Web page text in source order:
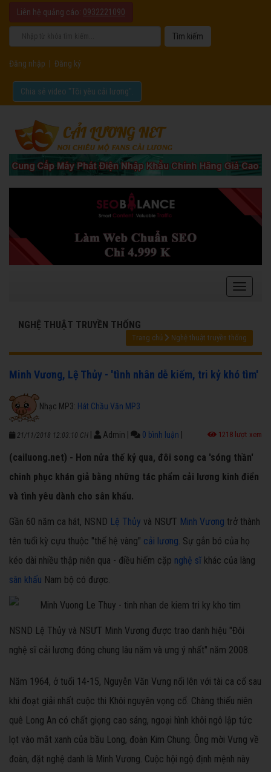
Liên hệ quảng cáo: 0932221090
Đăng nhập Đăng ký
Chia sẻ video "Tôi yêu cải lương".
NGHỆ THUẬT TRUYỀN THỐNG
Trang chủ Nghệ thuật truyền thống
Minh Vương, Lệ Thủy - 'tình nhân dễ kiếm, tri kỷ khó tìm'
Nhạc MP3: Hát Chầu Văn MP3
21/11/2018 12:03:10 CH Admin 0 bình luận 1218 lượt xem
(cailuong.net) - Hơn nửa thế kỷ qua, đôi song ca 'sóng thần'
chinh phục khán giả bằng những tác phẩm cải lương kinh điển
và tình yêu dành cho sân khấu.
Gần 60 năm ca hát, NSND Lệ Thủy và NSƯT Minh Vương trở thành
tên tuổi kỳ cựu thuộc "thế hệ vàng" cải lương. Sự gắn bó của họ
kéo dài nhiều thập niên qua - điều hiếm cặp nghệ sĩ khác của làng
sân khấu Nam bộ có được.
NSND Lệ Thủy và NSƯT Minh Vương được trao danh hiệu "Đôi
nghệ sĩ cải lương đóng chung lâu năm và ưng ý nhất" năm 2008.
Năm 1964, ở tuổi 14-15, Nguyễn Văn Vưng nổi lên với tài ca cổ sau
khi đoạt giải nhất cuộc thi Khôi nguyên vọng cổ. Chàng thiếu niên
quê Long An có chất giọng cao sáng, ngoại hình khôi ngô lập tức
lọt vào mắt xanh của bầu Long, đoàn Kim Chung. Ông mời Vưng về
đoàn, đặt nghệ danh là Minh Vương. Cuộc hội ngộ định mệnh này